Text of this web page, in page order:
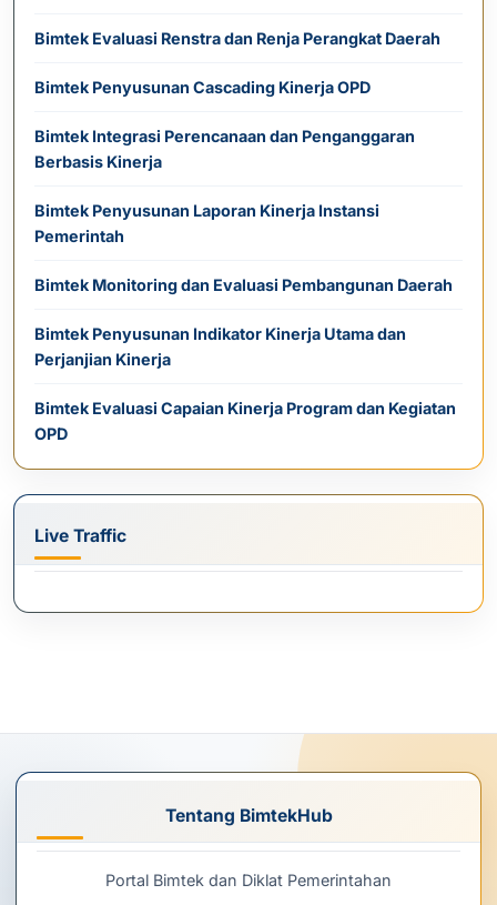
Bimtek Evaluasi Renstra dan Renja Perangkat Daerah
Bimtek Penyusunan Cascading Kinerja OPD
Bimtek Integrasi Perencanaan dan Penganggaran
Berbasis Kinerja
Bimtek Penyusunan Laporan Kinerja Instansi
Pemerintah
Bimtek Monitoring dan Evaluasi Pembangunan Daerah
Bimtek Penyusunan Indikator Kinerja Utama dan
Perjanjian Kinerja
Bimtek Evaluasi Capaian Kinerja Program dan Kegiatan
OPD
Live Traffic
Tentang BimtekHub
Portal Bimtek dan Diklat Pemerintahan